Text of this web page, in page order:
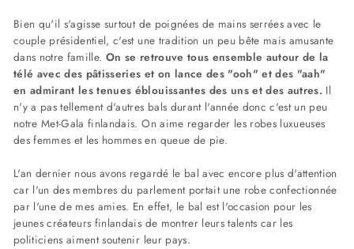
Bien qu'il s'agisse surtout de poignées de mains serrées avec le
couple présidentiel, c'est une tradition un peu bête mais amusante
dans notre famille. On se retrouve tous ensemble autour de la
télé avec des pâtisseries et on lance des "ooh" et des "aah"
en admirant les tenues éblouissantes des uns et des autres. Il
n'y a pas tellement d'autres bals durant l'année donc c'est un peu
notre Met-Gala finlandais. On aime regarder les robes luxueuses
des femmes et les hommes en queue de pie.
L'an dernier nous avons regardé le bal avec encore plus d'attention
car l'un des membres du parlement portait une robe confectionnée
par l'une de mes amies. En effet, le bal est l'occasion pour les
jeunes créateurs finlandais de montrer leurs talents car les
politiciens aiment soutenir leur pays.